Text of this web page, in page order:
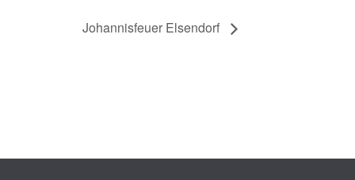
Johannisfeuer Elsendorf